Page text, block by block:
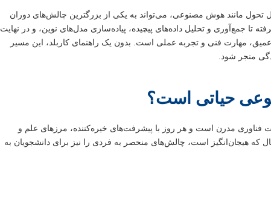
مانند هوش مصنوعی، می‌تواند به یکی از بزرگترین چالش‌های دوران
تا جمع‌آوری و تحلیل داده‌های پیچیده، پیاده‌سازی مدل‌های نوین، و در نهایت
مهارت فنی و تجربه عملی است. بدون یک راهنمای کاربلد، این مسیر
منجر شود.
حیاتی است؟
مدرن است و هر روز با پیشرفت‌های خیره‌کننده، مرزهای علم و
که هیجان‌انگیز است، چالش‌های منحصر به فردی را نیز برای دانشجویان به